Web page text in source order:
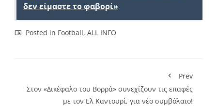
δεν είμαστε το φαβορί»
Posted in Football, ALL INFO
Prev
Στον «Δικέφαλο του Βορρά» συνεχίζουν τις επαφές
με τoν Ελ Καντουρί, για νέο συμβόλαιο!